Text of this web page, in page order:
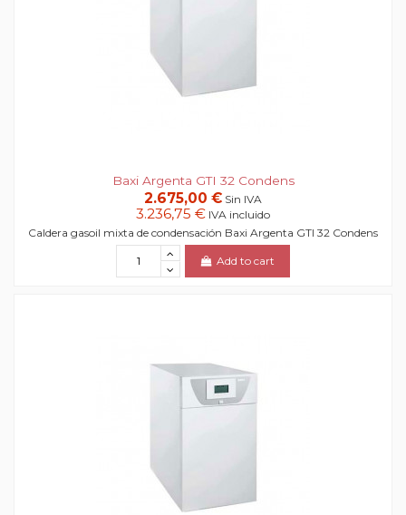
Baxi Argenta GTI 32 Condens
2.675,00 € Sin IVA
3.236,75 € IVA incluido
Caldera gasoil mixta de condensación Baxi Argenta GTI 32 Condens
Add to cart